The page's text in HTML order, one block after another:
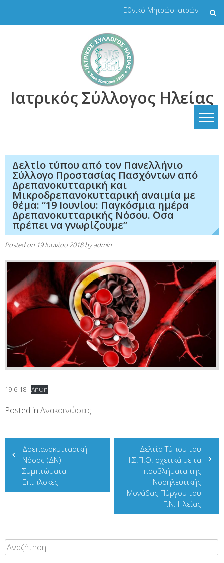
Εθνικό Μητρώο Ιατρών
Ιατρικός Σύλλογος Ηλείας
Δελτίο τύπου από τον Πανελλήνιο
Σύλλογο Προστασίας Πασχόντων από
Δρεπανοκυτταρική και
Μικροδρεπανοκυτταρική αναιμία με
θέμα: “19 Ιουνίου: Παγκόσμια ημέρα
Δρεπανοκυτταρικής Νόσου. ΄Οσα
πρέπει να γνωρίζουμε”
Posted on 19 Ιουνίου 2018byadmin
19-6-18 Λήψη
Posted in Ανακοινώσεις
Πλοήγηση
άρθρων
Δρεπανοκυτταρική
Νόσος (ΔΝ) –
Συμπτώματα –
Επιπλοκές
Δελτίο Τύπου του
Ι.Σ.Π.Ο. σχετικά με τα
προβλήματα της
Νοσηλευτικής
Μονάδας Πύργου του
Γ.Ν. Ηλείας
Αναζήτηση
για: